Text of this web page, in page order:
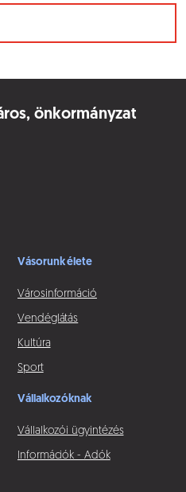
önkormányzat
Vásorunk élete
Városinformáció
Vendéglátás
Kultúra
Sport
Vállalkozóknak
Vállalkozói ügyintézés
Információk - Adók